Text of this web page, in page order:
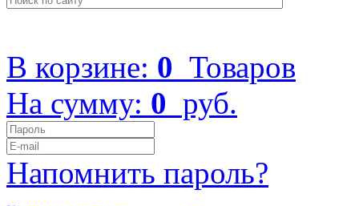
В корзине: 0 Товаров
На сумму: 0 руб.
Напомнить пароль?